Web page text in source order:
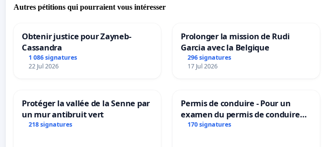
Autres pétitions qui pourraient vous intéresser
Obtenir justice pour Zayneb-
Cassandra
1 086 signatures
22 Jul 2026
Prolonger la mission de Rudi
Garcia avec la Belgique
296 signatures
17 Jul 2026
Protéger la vallée de la Senne par
un mur antibruit vert
218 signatures
Permis de conduire - Pour un
examen du permis de conduire
accessible dans plusieurs langues
170 signatures